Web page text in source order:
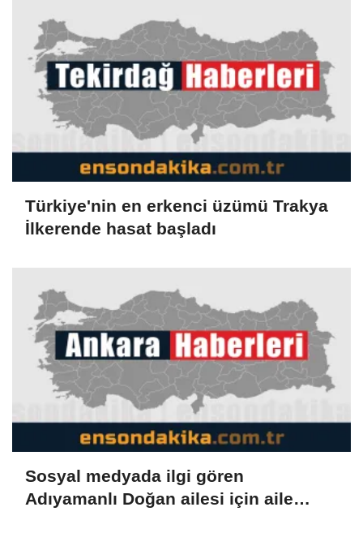
Türkiye'nin en erkenci üzümü Trakya
İlkerende hasat başladı
Sosyal medyada ilgi gören
Adıyamanlı Doğan ailesi için aile